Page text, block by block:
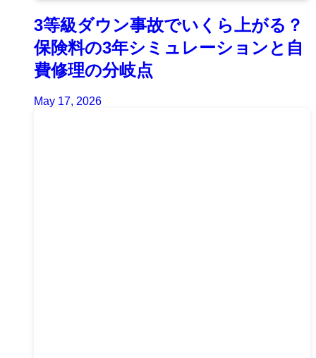
3等級ダウン事故でいくら上がる？
保険料の3年シミュレーションと自
費修理の分岐点
May 17, 2026